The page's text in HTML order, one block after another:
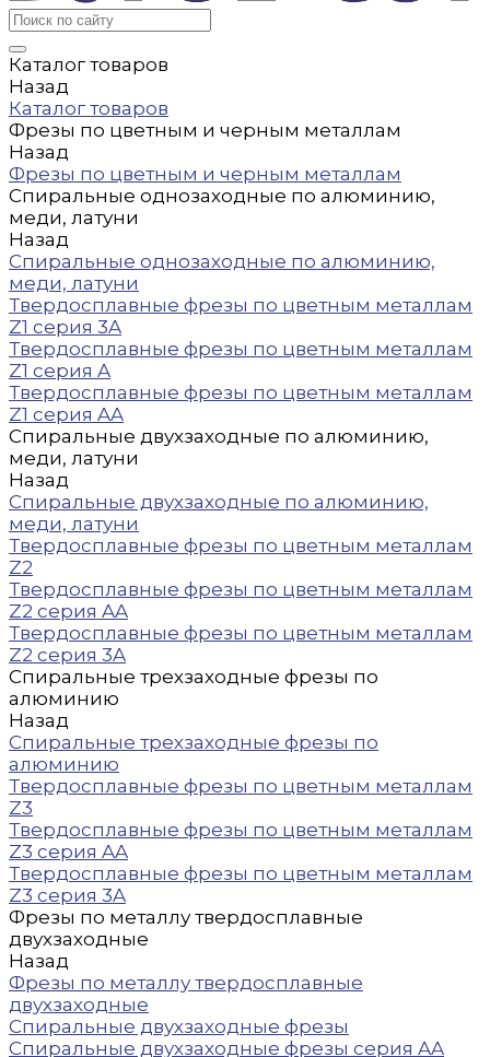
Каталог товаров
Назад
Каталог товаров
Фрезы по цветным и черным металлам
Назад
Фрезы по цветным и черным металлам
Спиральные однозаходные по алюминию,
меди, латуни
Назад
Спиральные однозаходные по алюминию,
меди, латуни
Твердосплавные фрезы по цветным металлам
Z1 серия 3A
Твердосплавные фрезы по цветным металлам
Z1 серия A
Твердосплавные фрезы по цветным металлам
Z1 серия AA
Спиральные двухзаходные по алюминию,
меди, латуни
Назад
Спиральные двухзаходные по алюминию,
меди, латуни
Твердосплавные фрезы по цветным металлам
Z2
Твердосплавные фрезы по цветным металлам
Z2 серия AA
Твердосплавные фрезы по цветным металлам
Z2 серия 3A
Спиральные трехзаходные фрезы по
алюминию
Назад
Спиральные трехзаходные фрезы по
алюминию
Твердосплавные фрезы по цветным металлам
Z3
Твердосплавные фрезы по цветным металлам
Z3 серия AA
Твердосплавные фрезы по цветным металлам
Z3 серия 3A
Фрезы по металлу твердосплавные
двухзаходные
Назад
Фрезы по металлу твердосплавные
двухзаходные
Спиральные двухзаходные фрезы
Спиральные двухзаходные фрезы серия AA